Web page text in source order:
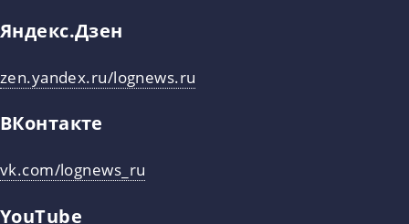
Яндекс.Дзен
zen.yandex.ru/lognews.ru
ВКонтакте
vk.com/lognews_ru
YouTube